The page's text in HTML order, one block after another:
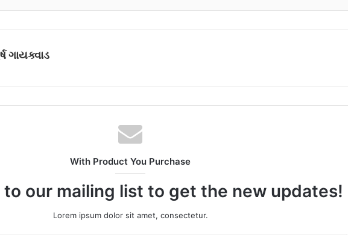
ગાયક્વાડ
With Product You Purchase
our mailing list to get the new updates!
Lorem ipsum dolor sit amet, consectetur.